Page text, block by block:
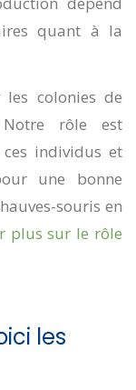
quant à la
les colonies de
rôle est
individus et
une bonne
souris en
plus sur le rôle
les